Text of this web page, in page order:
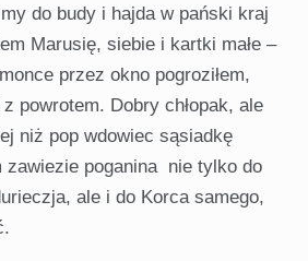
my do budy i hajda w pański kraj
Marusię, siebie i kartki małe –
przez okno pogroziłem,
powrotem. Dobry chłopak, ale
niż pop wdowiec sąsiadkę
zawiezie poganina nie tylko do
ale i do Korca samego,